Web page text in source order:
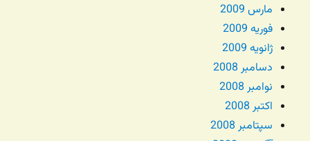
مارس 2009
فوریه 2009
ژانویه 2009
دسامبر 2008
نوامبر 2008
اکتبر 2008
سپتامبر 2008